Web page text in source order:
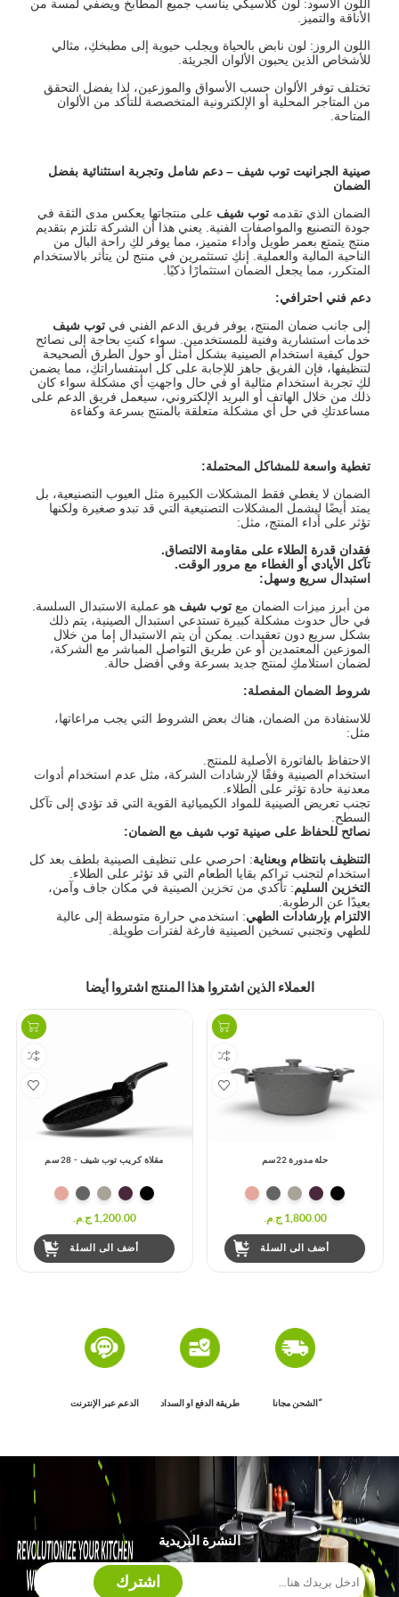
اللون الأسود: لون كلاسيكي يناسب جميع المطابخ ويضفي لمسة من
الأناقة والتميز.
اللون الروز: لون نابض بالحياة ويجلب حيوية إلى مطبخكِ، مثالي
للأشخاص الذين يحبون الألوان الجريئة.
تختلف توفر الألوان حسب الأسواق والموزعين، لذا يفضل التحقق
من المتاجر المحلية أو الإلكترونية المتخصصة للتأكد من الألوان
المتاحة.
صينية الجرانيت توب شيف – دعم شامل وتجربة استثنائية بفضل
الضمان
الضمان الذي تقدمهتوب شيف على منتجاتها يعكس مدى الثقة في
جودة التصنيع والمواصفات الفنية. يعني هذا أن الشركة تلتزم بتقديم
منتج يتمتع بعمر طويل وأداء متميز، مما يوفر لكِ راحة البال من
الناحية المالية والعملية. إنكِ تستثمرين في منتج لن يتأثر بالاستخدام
المتكرر، مما يجعل الضمان استثمارًا ذكيًا.
دعم فني احترافي:
إلى جانب ضمان المنتج، يوفر فريق الدعم الفني فيتوب شيف
خدمات استشارية وفنية للمستخدمين. سواء كنتِ بحاجة إلى نصائح
حول كيفية استخدام الصينية بشكل أمثل أو حول الطرق الصحيحة
لتنظيفها، فإن الفريق جاهز للإجابة على كل استفساراتكِ، مما يضمن
لكِ تجربة استخدام مثالية او في حال واجهتِ أي مشكلة سواء كان
ذلك من خلال الهاتف أو البريد الإلكتروني، سيعمل فريق الدعم على
مساعدتكِ في حل أي مشكلة متعلقة بالمنتج بسرعة وكفاءة
تغطية واسعة للمشاكل المحتملة:
الضمان لا يغطي فقط المشكلات الكبيرة مثل العيوب التصنيعية، بل
يمتد أيضًا ليشمل المشكلات التصنيعية التي قد تبدو صغيرة ولكنها
تؤثر على أداء المنتج، مثل:
فقدان قدرة الطلاء على مقاومة الالتصاق.
تآكل الأيادي أو الغطاء مع مرور الوقت.
استبدال سريع وسهل:
من أبرز ميزات الضمان معتوب شيف هو عملية الاستبدال السلسة.
في حال حدوث مشكلة كبيرة تستدعي استبدال الصينية، يتم ذلك
بشكل سريع دون تعقيدات. يمكن أن يتم الاستبدال إما من خلال
الموزعين المعتمدين أو عن طريق التواصل المباشر مع الشركة،
لضمان استلامكِ لمنتج جديد بسرعة وفي أفضل حالة.
شروط الضمان المفصلة:
للاستفادة من الضمان، هناك بعض الشروط التي يجب مراعاتها،
مثل:
الاحتفاظ بالفاتورة الأصلية للمنتج.
استخدام الصينية وفقًا لإرشادات الشركة، مثل عدم استخدام أدوات
معدنية حادة تؤثر على الطلاء.
تجنب تعريض الصينية للمواد الكيميائية القوية التي قد تؤدي إلى تآكل
السطح.
نصائح للحفاظ على صينية توب شيف مع الضمان:
التنظيف بانتظام وبعناية: احرصي على تنظيف الصينية بلطف بعد كل
استخدام لتجنب تراكم بقايا الطعام التي قد تؤثر على الطلاء.
التخزين السليم: تأكدي من تخزين الصينية في مكان جاف وآمن،
بعيدًا عن الرطوبة.
الالتزام بإرشادات الطهي: استخدمي حرارة متوسطة إلى عالية
للطهي وتجنبي تسخين الصينية فارغة لفترات طويلة.
العملاء الذين اشتروا هذا المنتج اشتروا أيضا
مقلاة كريب توب شيف - 28 سم
1,200.00 ج.م.‏
أضف الى السلة
توب شيف حلة مدورة - 16سم
1,400.00 ج.م.‏
أضف الى السلة
ًالشحن مجانا طريقة الدفع او السداد الدعم عبر الإنترنت
النشرة البريدية
اشترك